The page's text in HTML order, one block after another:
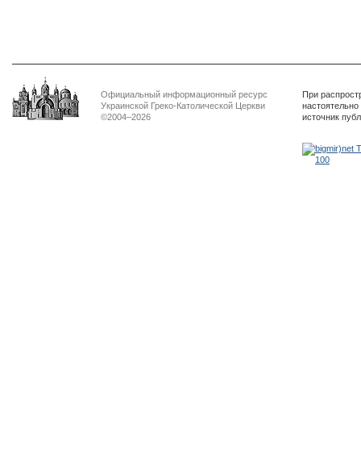
Официальный информационный ресурс
Украинской Греко-Католической Церкви
©2004–2026
При
источник